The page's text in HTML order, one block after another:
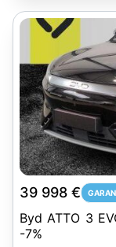
39 998 €
Byd ATTO 3
-7%